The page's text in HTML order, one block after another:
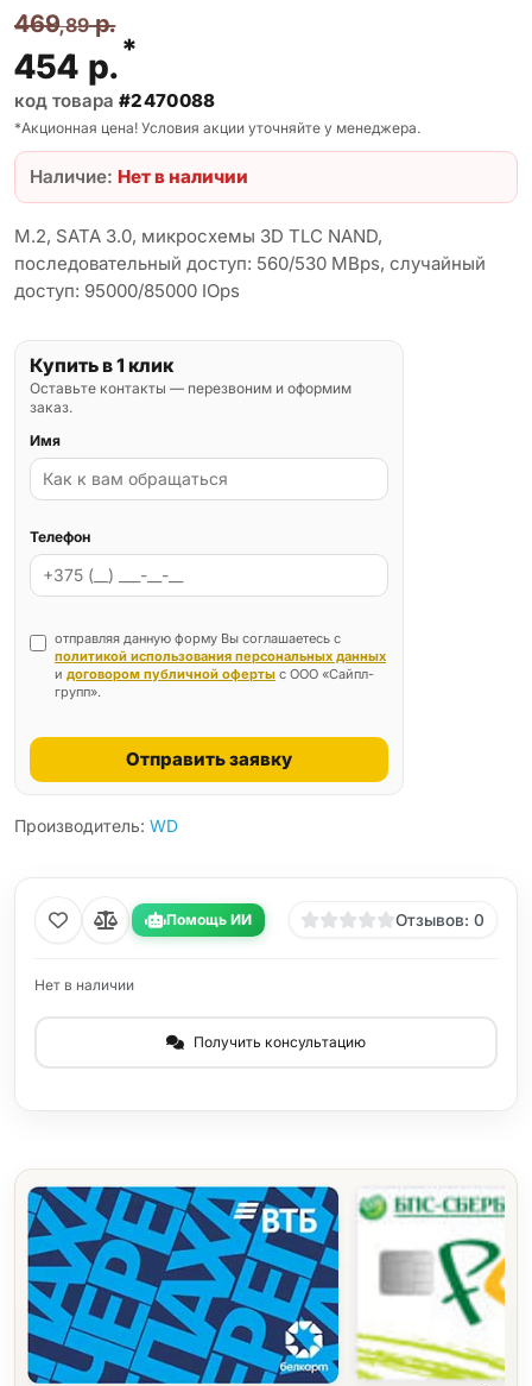
469,89р.
454 р.*
код товара #2470088
*Акционная цена! Условия акции уточняйте у менеджера.
Наличие: Нет в наличии
M.2, SATA 3.0, микросхемы 3D TLC NAND,
последовательный доступ: 560/530 MBps, случайный
доступ: 95000/85000 IOps
Купить в 1 клик
Оставьте контакты — перезвоним и оформим
заказ.
Имя
Телефон
отправляя данную форму Вы соглашаетесь с
политикой использования персональных данных
и договором публичной оферты с ООО «Сайпл-
групп».
Отправить заявку
Производитель: WD
Помощь ИИ Отзывов: 0
Нет в наличии
Получить консультацию